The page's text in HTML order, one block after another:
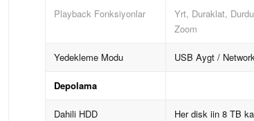
Playback Fonksiyonlar
Yrt, Duraklat,
Zoom
Yedekleme Modu USB Aygt /
Depolama
Dahili HDD Her disk iin 8 TB